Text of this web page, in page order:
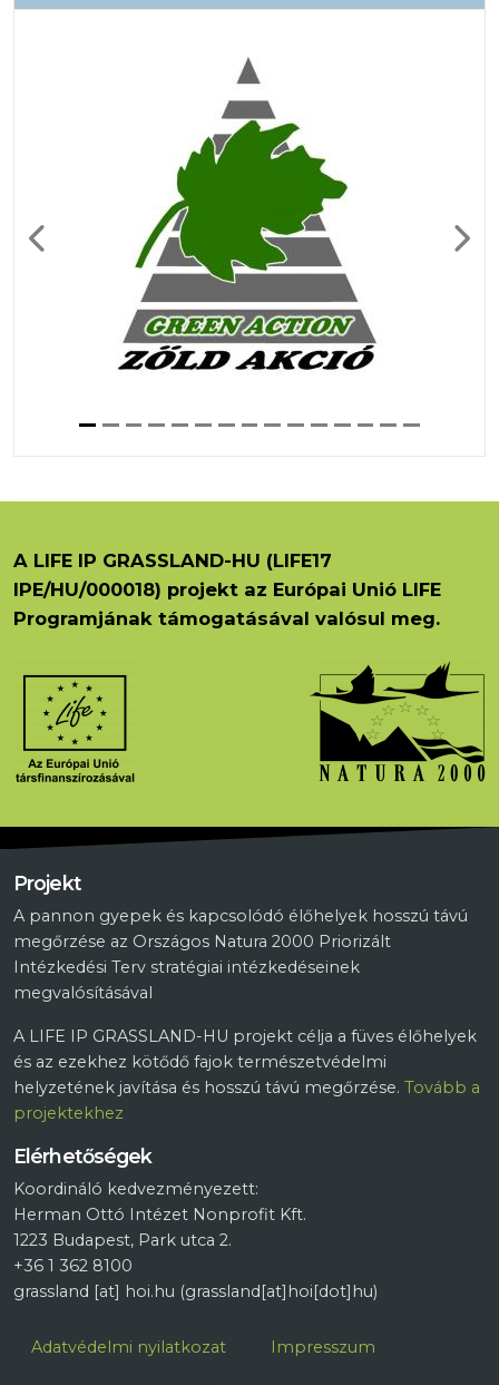
Previous Next
A LIFE IP GRASSLAND-HU (LIFE17
IPE/HU/000018) projekt az Európai Unió LIFE
Programjának támogatásával valósul meg.
Projekt
A pannon gyepek és kapcsolódó élőhelyek hosszú távú
megőrzése az Országos Natura 2000 Priorizált
Intézkedési Terv stratégiai intézkedéseinek
megvalósításával
A LIFE IP GRASSLAND-HU projekt célja a füves élőhelyek
és az ezekhez kötődő fajok természetvédelmi
helyzetének javítása és hosszú távú megőrzése. Tovább a
projektekhez
Elérhetőségek
Koordináló kedvezményezett:
Herman Ottó Intézet Nonprofit Kft.
1223 Budapest, Park utca 2.
+36 1 362 8100
grassland [at] hoi.hu (grassland[at]hoi[dot]hu)
Lábléc
Adatvédelmi nyilatkozat Impresszum